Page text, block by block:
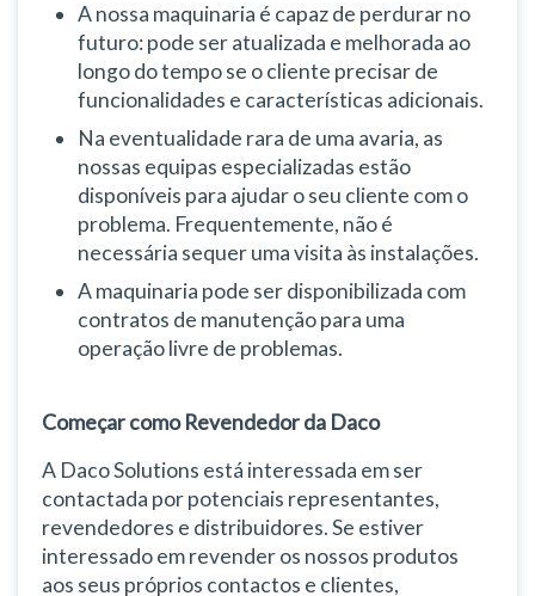
A nossa maquinaria é capaz de perdurar no
futuro: pode ser atualizada e melhorada ao
longo do tempo se o cliente precisar de
funcionalidades e características adicionais.
Na eventualidade rara de uma avaria, as
nossas equipas especializadas estão
disponíveis para ajudar o seu cliente com o
problema. Frequentemente, não é
necessária sequer uma visita às instalações.
A maquinaria pode ser disponibilizada com
contratos de manutenção para uma
operação livre de problemas.
Começar como Revendedor da Daco
A Daco Solutions está interessada em ser
contactada por potenciais representantes,
revendedores e distribuidores. Se estiver
interessado em revender os nossos produtos
aos seus próprios contactos e clientes,